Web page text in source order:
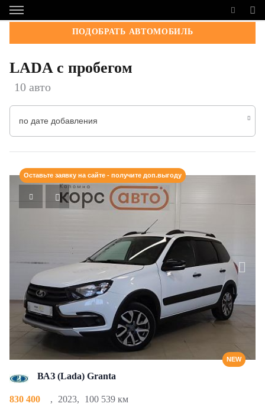
ПОДОБРАТЬ АВТОМОБИЛЬ
LADA с пробегом
10 авто
по дате добавления
NEW
Оставьте заявку на сайте - получите доп.выгоду
ВАЗ (Lada) Granta
830 400 , 2023, 100 539 км